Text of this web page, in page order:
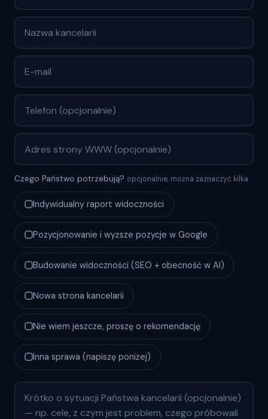
Czego Państwo potrzebują? opcjonalnie, można zaznaczyć kilka
Indywidualny raport widoczności
Pozycjonowanie i wyższe pozycje w Google
Budowanie widoczności (SEO + obecność w AI)
Nowa strona kancelarii
Nie wiem jeszcze, proszę o rekomendację
Inna sprawa (napiszę poniżej)